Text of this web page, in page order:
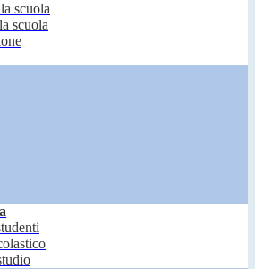
scuola
scuola